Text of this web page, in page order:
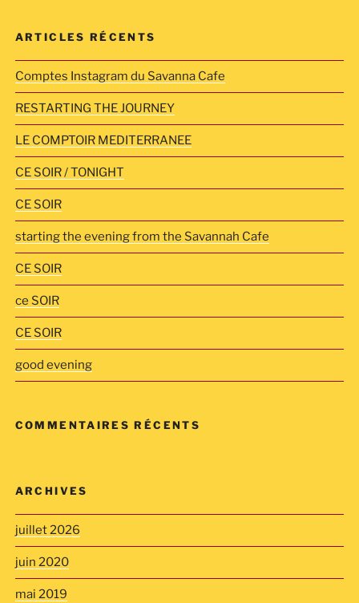
ARTICLES RÉCENTS
Comptes Instagram du Savanna Cafe
RESTARTING THE JOURNEY
LE COMPTOIR MEDITERRANEE
CE SOIR / TONIGHT
CE SOIR
starting the evening from the Savannah Cafe
CE SOIR
ce SOIR
CE SOIR
good evening
COMMENTAIRES RÉCENTS
ARCHIVES
juillet 2026
juin 2020
mai 2019